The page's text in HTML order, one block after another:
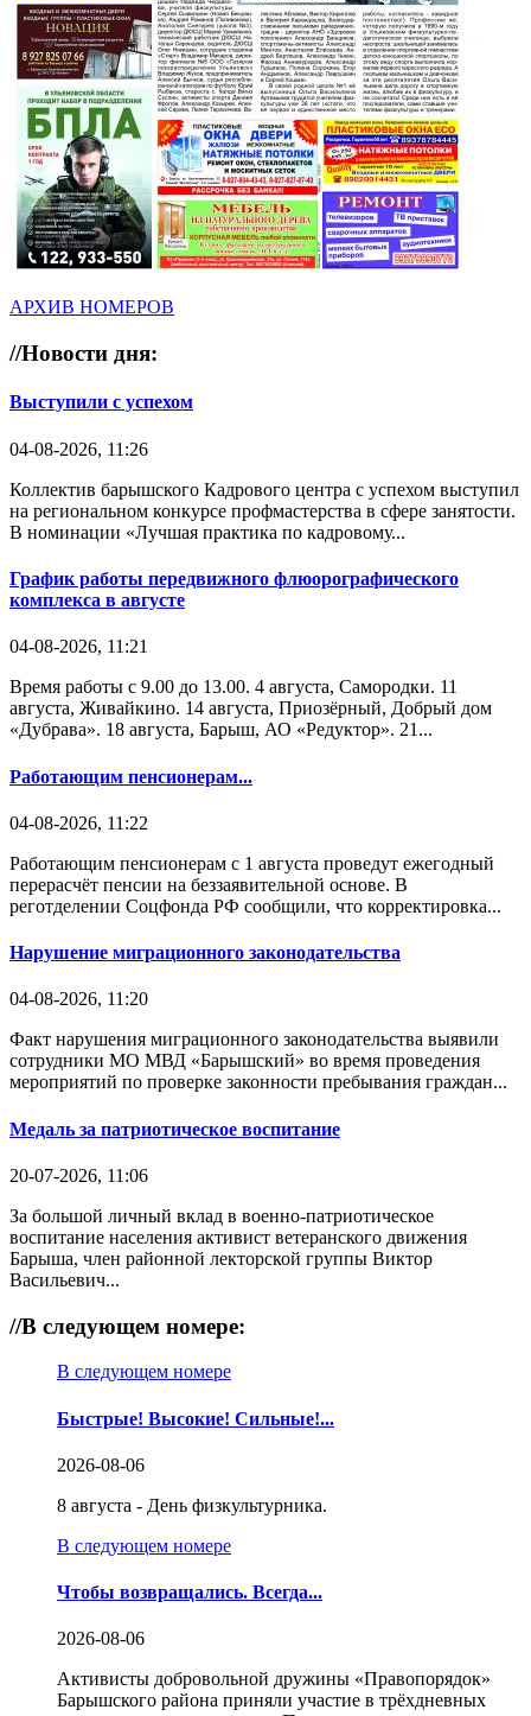
АРХИВ НОМЕРОВ
//Новости дня:
Выступили с успехом
04-08-2026, 11:26
Коллектив барышского Кадрового центра с успехом выступил
на региональном конкурсе профмастерства в сфере занятости.
В номинации «Лучшая практика по кадровому...
График работы передвижного флюорографического
комплекса в августе
04-08-2026, 11:21
Время работы с 9.00 до 13.00. 4 августа, Самородки. 11
августа, Живайкино. 14 августа, Приозёрный, Добрый дом
«Дубрава». 18 августа, Барыш, АО «Редуктор». 21...
Работающим пенсионерам...
04-08-2026, 11:22
Работающим пенсионерам с 1 августа проведут ежегодный
перерасчёт пенсии на беззаявительной основе. В
реготделении Соцфонда РФ сообщили, что корректировка...
Нарушение миграционного законодательства
04-08-2026, 11:20
Факт нарушения миграционного законодательства выявили
сотрудники МО МВД «Барышский» во время проведения
мероприятий по проверке законности пребывания граждан...
Медаль за патриотическое воспитание
20-07-2026, 11:06
За большой личный вклад в военно-патриотическое
воспитание населения активист ветеранского движения
Барыша, член районной лекторской группы Виктор
Васильевич...
//В следующем номере:
В следующем номере
Быстрые! Высокие! Сильные!...
2026-08-06
8 августа - День физкультурника.
В следующем номере
Чтобы возвращались. Всегда...
2026-08-06
Активисты добровольной дружины «Правопорядок»
Барышского района приняли участие в трёхдневных